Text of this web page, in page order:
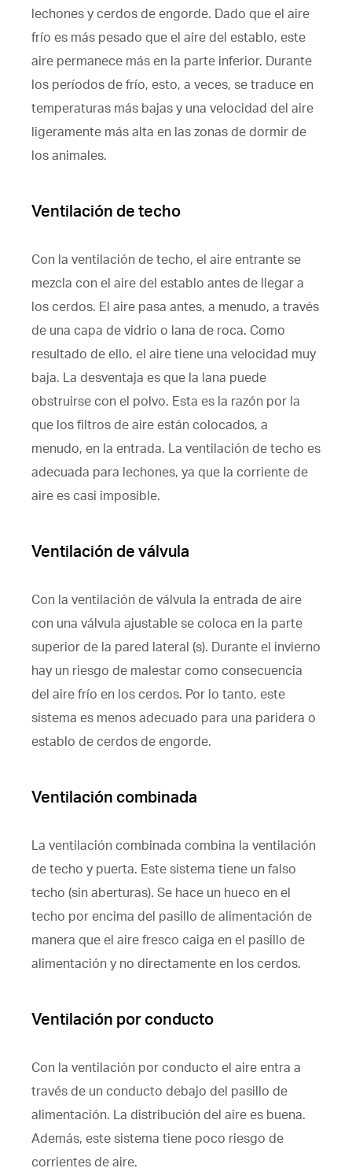
lechones y cerdos de engorde. Dado que el aire
frío es más pesado que el aire del establo, este
aire permanece más en la parte inferior. Durante
los períodos de frío, esto, a veces, se traduce en
temperaturas más bajas y una velocidad del aire
ligeramente más alta en las zonas de dormir de
los animales.
Ventilación de techo
Con la ventilación de techo, el aire entrante se
mezcla con el aire del establo antes de llegar a
los cerdos. El aire pasa antes, a menudo, a través
de una capa de vidrio o lana de roca. Como
resultado de ello, el aire tiene una velocidad muy
baja. La desventaja es que la lana puede
obstruirse con el polvo. Esta es la razón por la
que los filtros de aire están colocados, a
menudo, en la entrada. La ventilación de techo es
adecuada para lechones, ya que la corriente de
aire es casi imposible.
Ventilación de válvula
Con la ventilación de válvula la entrada de aire
con una válvula ajustable se coloca en la parte
superior de la pared lateral (s). Durante el invierno
hay un riesgo de malestar como consecuencia
del aire frío en los cerdos. Por lo tanto, este
sistema es menos adecuado para una paridera o
establo de cerdos de engorde.
Ventilación combinada
La ventilación combinada combina la ventilación
de techo y puerta. Este sistema tiene un falso
techo (sin aberturas). Se hace un hueco en el
techo por encima del pasillo de alimentación de
manera que el aire fresco caiga en el pasillo de
alimentación y no directamente en los cerdos.
Ventilación por conducto
Con la ventilación por conducto el aire entra a
través de un conducto debajo del pasillo de
alimentación. La distribución del aire es buena.
Además, este sistema tiene poco riesgo de
corrientes de aire.